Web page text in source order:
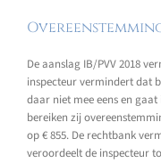
De aanslag IB/PVV 2018
inspecteur vermindert dat
daar niet mee eens en
bereiken zij
op € 855. De rechtbank
veroordeelt de inspecteur